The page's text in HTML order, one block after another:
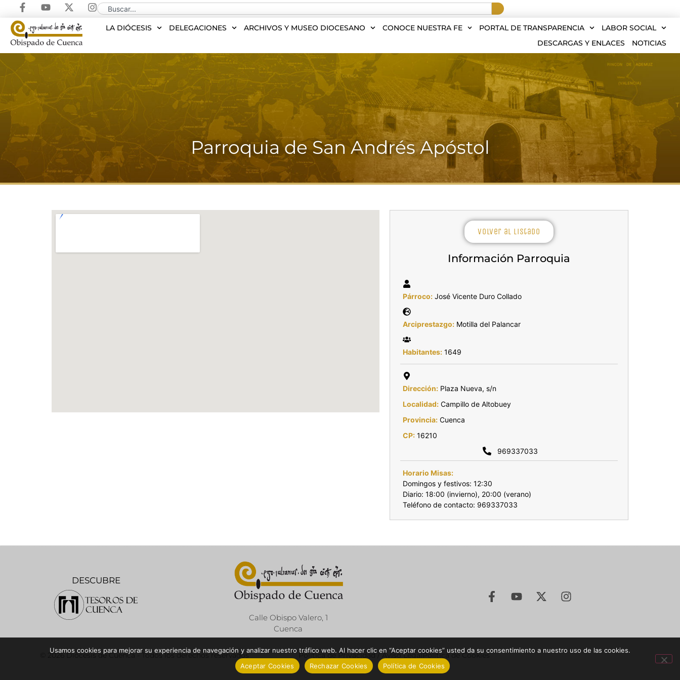
LA DIÓCESIS DELEGACIONES ARCHIVOS Y MUSEO DIOCESANO CONOCE NUESTRA FE PORTAL DE TRANSPARENCIA
LABOR SOCIAL
DESCARGAS Y ENLACES
NOTICIAS
Parroquia de San Andrés Apóstol
Volver al listado
Información Parroquia
Párroco: José Vicente Duro Collado
Arciprestazgo: Motilla del Palancar
Habitantes: 1649
Dirección: Plaza Nueva, s/n
Localidad: Campillo de Altobuey
Provincia: Cuenca
CP: 16210
969337033
Horario Misas:
Domingos y festivos: 12:30
Diario: 18:00 (invierno), 20:00 (verano)
Teléfono de contacto: 969337033
DESCUBRE
Calle Obispo Valero, 1
Cuenca
© 2026 Diócesis de Cuenca - Todos los derechos reservados Política de Privacidad / Aviso LegalPolítica de Cookies
Usamos cookies para mejorar su experiencia de navegación y analizar nuestro tráfico web. Al hacer clic en “Aceptar cookies” usted da su consentimiento a nuestro uso de las cookies.
Aceptar Cookies
Rechazar Cookies Política de Cookies